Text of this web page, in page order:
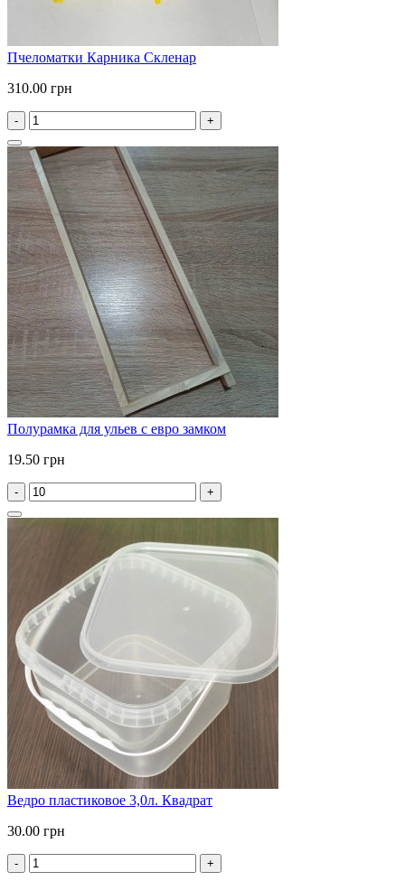
Пчеломатки Карника Скленар
310.00 грн
- +
Полурамка для ульев с евро замком
19.50 грн
- +
Ведро пластиковое 3,0л. Квадрат
30.00 грн
- +